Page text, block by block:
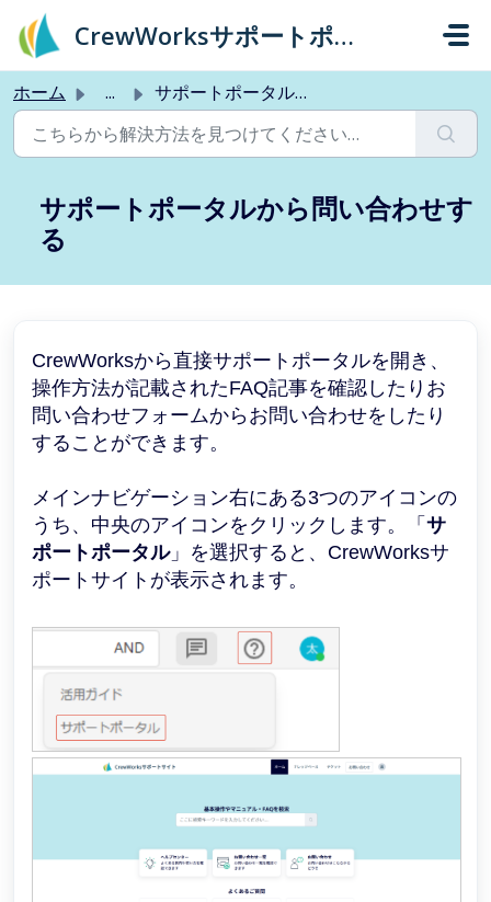
メインコンテンツに移動
CrewWorksサポートポータル
ホーム ... サポートポータルから問い合わせする
サポートポータルから問い合わせす
る
CrewWorksから直接サポートポータルを開き、
操作方法が記載されたFAQ記事を確認したりお
問い合わせフォームからお問い合わせをしたり
することができます。
メインナビゲーション右にある3つのアイコンの
うち、中央のアイコンをクリックします。「 サ
ポートポータル」を選択すると、CrewWorksサ
ポートサイトが表示されます。